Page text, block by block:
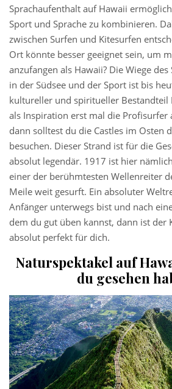
Sprachaufenthalt auf Hawaii
Sport und Sprache zu kombinieren.
zwischen Surfen und Kitesurfen
Ort könnte besser geeignet sein, um
anzufangen als Hawaii? Die Wiege
in der Südsee und der Sport ist bis
kultureller und spiritueller Bestandteil
als Inspiration erst mal die Profisurfer
dann solltest du die Castles im Osten
besuchen. Dieser Strand ist für die
absolut legendär. 1917 ist hier
einer der berühmtesten Wellenreiter
Meile weit gesurft. Ein absoluter
Anfänger unterwegs bist und nach
dem du gut üben kannst, dann ist der
absolut perfekt für dich.
Naturspektakel auf
du gesehen